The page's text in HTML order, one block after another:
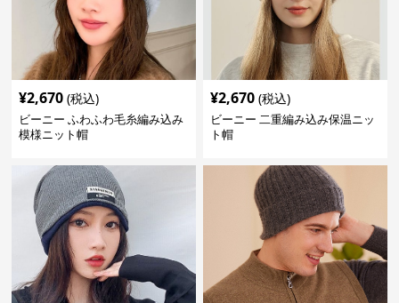
¥2,670 (税込)
ビーニー ふわふわ毛糸編み込み
模様ニット帽
¥2,670 (税込)
ビーニー 二重編み込み保温ニッ
ト帽